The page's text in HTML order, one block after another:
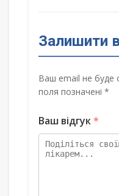
Залишити
Ваш email не буде
поля позначені *
Ваш відгук*